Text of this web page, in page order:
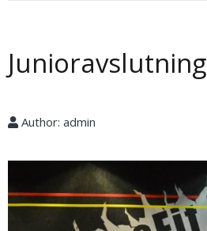
Junioravslutning
Author: admin